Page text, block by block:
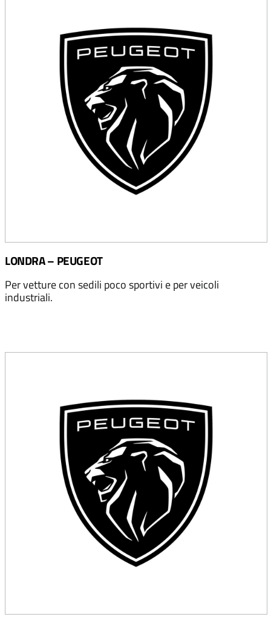
LONDRA – PEUGEOT
Per vetture con sedili poco sportivi e per veicoli
industriali.